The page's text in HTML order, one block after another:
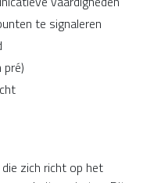
te signaleren
zich richt op het